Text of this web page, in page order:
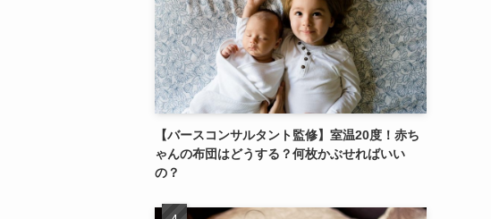
【バースコンサルタント監修】室温20度！赤ち
ゃんの布団はどうする？何枚かぶせればいい
の？